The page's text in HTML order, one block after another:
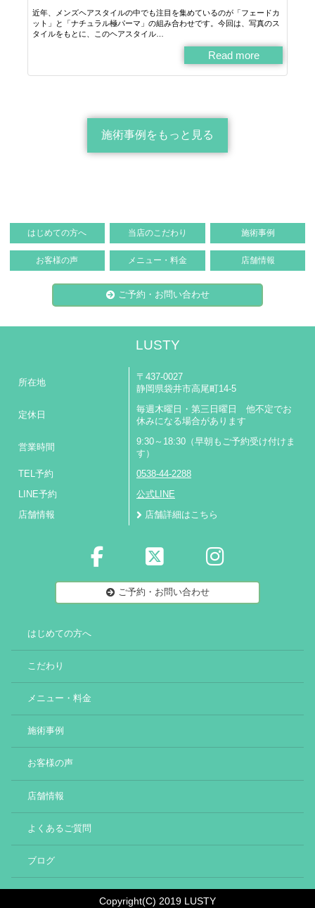
近年、メンズヘアスタイルの中でも注目を集めているのが「フェードカ
ット」と「ナチュラル極パーマ」の組み合わせです。今回は、写真のス
タイルをもとに、このヘアスタイル…
Read more
施術事例をもっと見る
はじめての方へ 当店のこだわり 施術事例
お客様の声 メニュー・料金 店舗情報
ご予約・お問い合わせ
LUSTY
所在地
〒437-0027
静岡県袋井市高尾町14-5
定休日
毎週木曜日・第三日曜日 他不定でお
休みになる場合があります
営業時間
9:30～18:30（早朝もご予約受け付けま
す）
TEL予約 0538-44-2288
LINE予約 公式LINE
店舗情報 店舗詳細はこちら
ご予約・お問い合わせ
はじめての方へ
こだわり
メニュー・料金
施術事例
お客様の声
店舗情報
よくあるご質問
ブログ
Copyright(C) 2019 LUSTY